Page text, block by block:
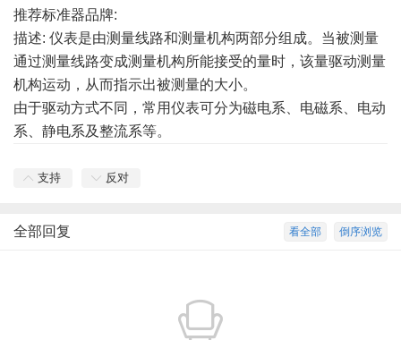
推荐标准器品牌:
描述: 仪表是由测量线路和测量机构两部分组成。当被测量
通过测量线路变成测量机构所能接受的量时，该量驱动测量
机构运动，从而指示出被测量的大小。
由于驱动方式不同，常用仪表可分为磁电系、电磁系、电动
系、静电系及整流系等。
支持 反对
倒序浏览
看全部
全部回复